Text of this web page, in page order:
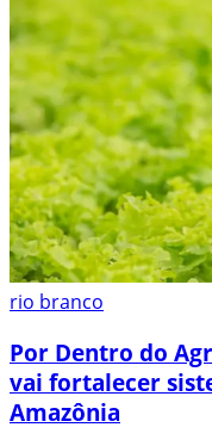
rio branco
Por Dentro do
vai fortalecer
Amazônia